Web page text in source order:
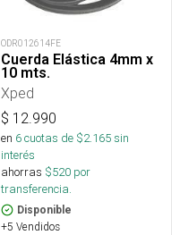
ODR012614FE
Cuerda Elástica 4mm x
10 mts.
Xped
$ 12.990
en 6cuotas de $2.165sin
interés
ahorras $520 por
transferencia.
Disponible
+5 Vendidos